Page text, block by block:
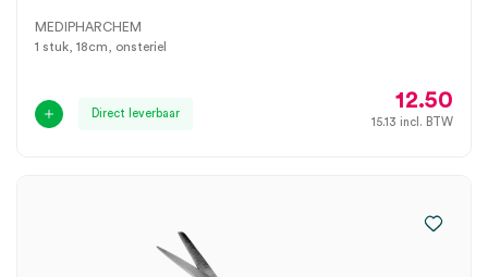
MEDIPHARCHEM
1 stuk, 18cm, onsteriel
Direct leverbaar
12.50
15.13 incl. BTW